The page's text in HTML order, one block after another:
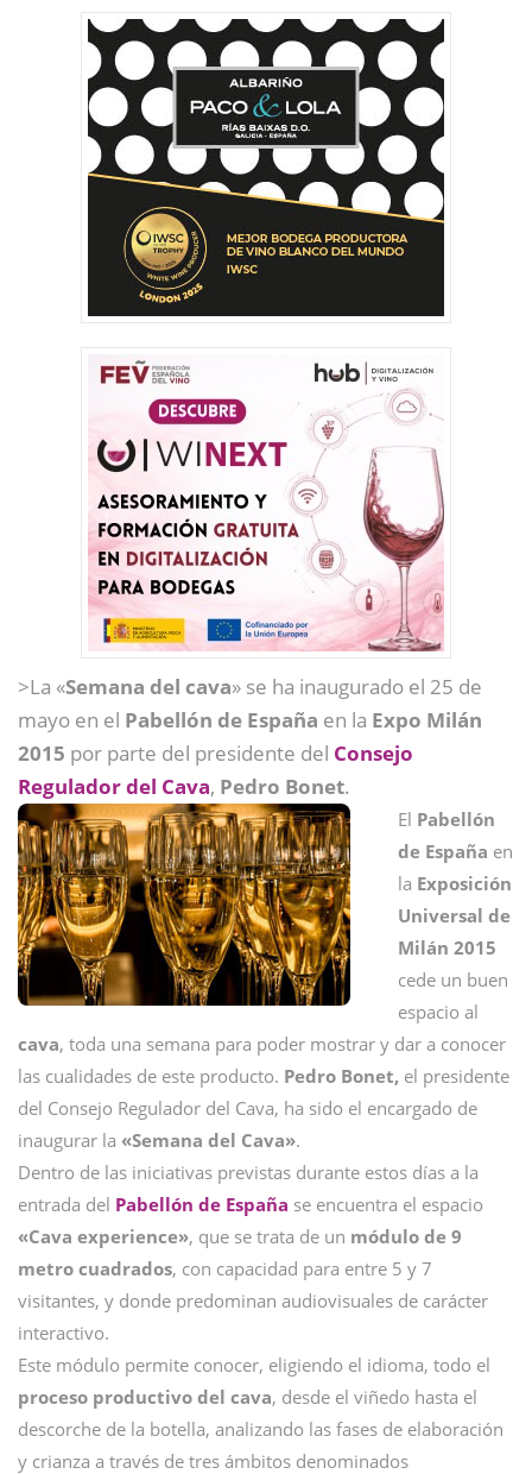
>La «Semana del cava» se ha inaugurado el 25 de
mayo en el Pabellón de España en la Expo Milán
2015 por parte del presidente del Consejo
Regulador del Cava, Pedro Bonet.
El Pabellón
de España en
la Exposición
Universal de
Milán 2015
cede un buen
espacio al
cava, toda una semana para poder mostrar y dar a conocer
las cualidades de este producto. Pedro Bonet, el presidente
del Consejo Regulador del Cava, ha sido el encargado de
inaugurar la «Semana del Cava».
Dentro de las iniciativas previstas durante estos días a la
entrada del Pabellón de España se encuentra el espacio
«Cava experience», que se trata de un módulo de 9
metro cuadrados, con capacidad para entre 5 y 7
visitantes, y donde predominan audiovisuales de carácter
interactivo.
Este módulo permite conocer, eligiendo el idioma, todo el
proceso productivo del cava, desde el viñedo hasta el
descorche de la botella, analizando las fases de elaboración
y crianza a través de tres ámbitos denominados